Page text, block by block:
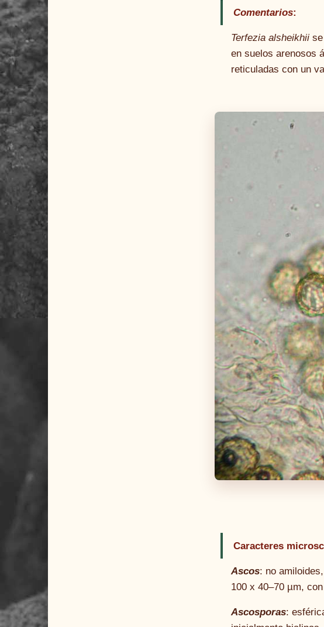
Comentarios:
Terfezia alsheikhii
en suelos arenosos
reticuladas con un
Caracteres
Ascos: no
100 x 40–70 µm,
Ascosporas: